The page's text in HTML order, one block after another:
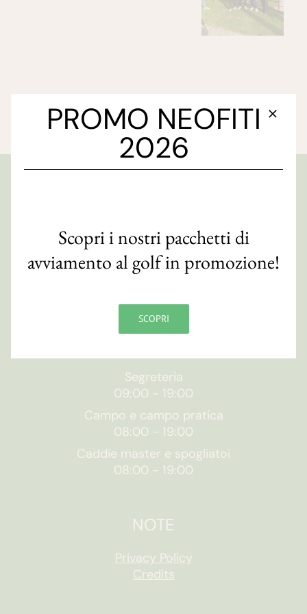
Via S. Orsola, 10/e
48018 Faenza (RA)
CF 90007820393
Segreteria
09:00 - 19:00
Campo e campo pratica
08:00 - 19:00
Caddie master e spogliatoi
08:00 - 19:00
NOTE
Privacy Policy
Credits
PROMO NEOFITI
2026
Scopri i nostri pacchetti di
avviamento al golf in promozione!
SCOPRI